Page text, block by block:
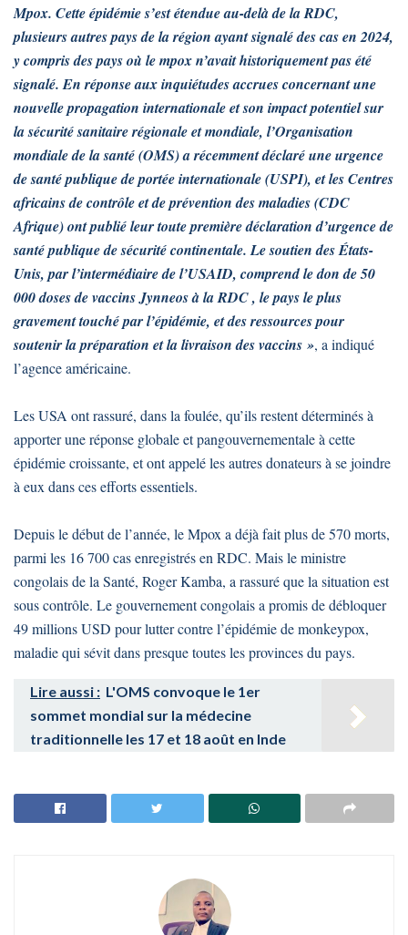
Mpox. Cette épidémie s’est étendue au-delà de la RDC,
plusieurs autres pays de la région ayant signalé des cas en 2024,
y compris des pays où le mpox n’avait historiquement pas été
signalé. En réponse aux inquiétudes accrues concernant une
nouvelle propagation internationale et son impact potentiel sur
la sécurité sanitaire régionale et mondiale, l’Organisation
mondiale de la santé (OMS) a récemment déclaré une urgence
de santé publique de portée internationale (USPI), et les Centres
africains de contrôle et de prévention des maladies (CDC
Afrique) ont publié leur toute première déclaration d’urgence de
santé publique de sécurité continentale. Le soutien des États-
Unis, par l’intermédiaire de l’USAID, comprend le don de 50
000 doses de vaccins Jynneos à la RDC , le pays le plus
gravement touché par l’épidémie, et des ressources pour
soutenir la préparation et la livraison des vaccins », a indiqué
l’agence américaine.
Les USA ont rassuré, dans la foulée, qu’ils restent déterminés à
apporter une réponse globale et pangouvernementale à cette
épidémie croissante, et ont appelé les autres donateurs à se joindre
à eux dans ces efforts essentiels.
Depuis le début de l’année, le Mpox a déjà fait plus de 570 morts,
parmi les 16 700 cas enregistrés en RDC. Mais le ministre
congolais de la Santé, Roger Kamba, a rassuré que la situation est
sous contrôle. Le gouvernement congolais a promis de débloquer
49 millions USD pour lutter contre l’épidémie de monkeypox,
maladie qui sévit dans presque toutes les provinces du pays.
Lire aussi : L'OMS convoque le 1er
sommet mondial sur la médecine
traditionnelle les 17 et 18 août en Inde